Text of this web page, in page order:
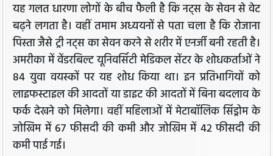
यह गलत धारणा लोगों के बीच फैली है कि नट्स के सेवन से वेट
बढ़ने लगता है। वहीं तमाम अध्ययनों से पता चला है कि रोजाना
पिस्ता जैसे ट्री नट्स का सेवन करने से शरीर में एनर्जी बनी रहती है।
अमरीका में वेंडरबिल्ट यूनिवर्सिटी मेडिकल सेंटर के शोधकर्ताओं ने
84 युवा वयस्कों पर यह शोध किया था। इन प्रतिभागियों को
लाइफस्टाइल की आदतों या डाइट की आदतों में बिना बदलाव के
फर्क देखने को मिलेगा। वहीं महिलाओं में मेटाबॉलिक सिंड्रोम के
जोखिम में 67 फीसदी की कमी और जोखिम में 42 फीसदी की
कमी पाई गई।